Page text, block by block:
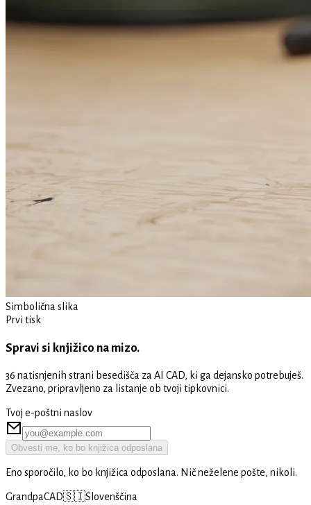
Simbolična slika
Prvi tisk
Spravi si knjižico na mizo.
36 natisnjenih strani besedišča za AI CAD, ki ga dejansko potrebuješ.
Zvezano, pripravljeno za listanje ob tvoji tipkovnici.
Tvoj e-poštni naslov
Obvesti me, ko bo knjižica odposlana
Eno sporočilo, ko bo knjižica odposlana. Nič neželene pošte, nikoli.
GrandpaCAD🇸🇮Slovenščina